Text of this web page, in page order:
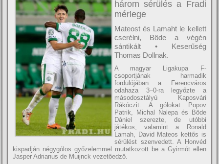
három sérülés a Fradi
mérlege
Mateost és Lamaht le kellett
cserélni, Böde a végén
sántikált • Keserűség
Thomas Dollnak.
A magyar Ligakupa F-
csoportjának harmadik
fordulójában a Ferencváros
odahaza 3–0-ra legyőzte a
másodosztályú Kaposvári
Rákóczit. A gólokat Popov
Patrik, Michal Nalepa és Böde
Dániel szerezte, de utóbbi
játékos, valamint a Ronald
Lamah, David Mateos kettős is
sérülést szenvedett. A Honvéd
kispadján négygólos győzelemmel mutatkozott be a Gyirmót ellen
Jasper Adrianus de Muijnck vezetőedző.